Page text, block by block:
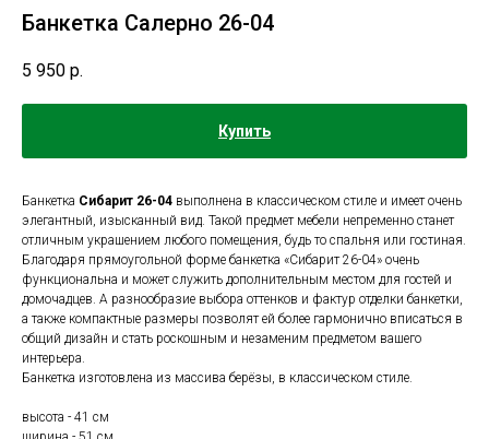
Банкетка Салерно 26-04
5 950 р.
Купить
Банкетка Сибарит 26-04 выполнена в классическом стиле и имеет очень
элегантный, изысканный вид. Такой предмет мебели непременно станет
отличным украшением любого помещения, будь то спальня или гостиная.
Благодаря прямоугольной форме банкетка «Сибарит 26-04» очень
функциональна и может служить дополнительным местом для гостей и
домочадцев. А разнообразие выбора оттенков и фактур отделки банкетки,
а также компактные размеры позволят ей более гармонично вписаться в
общий дизайн и стать роскошным и незаменим предметом вашего
интерьера.
Банкетка изготовлена из массива берёзы, в классическом стиле.
высота - 41 cм